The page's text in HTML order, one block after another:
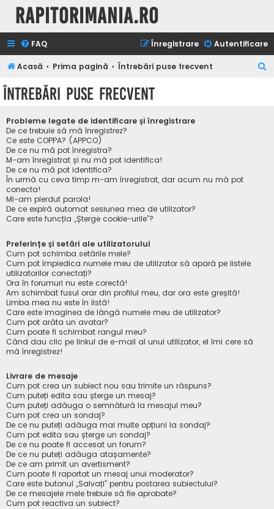
Rapitorimania.ro
FAQ Autentificare
Înregistrare
Acasă Prima pagină Întrebări puse frecvent
Întrebări puse frecvent
Probleme legate de identificare și înregistrare
De ce trebuie să mă înregistrez?
Ce este COPPA? (APPCO)
De ce nu mă pot înregistra?
M-am înregistrat și nu mă pot identifica!
De ce nu mă pot identifica?
În urmă cu ceva timp m-am înregistrat, dar acum nu mă pot
conecta!
Mi-am pierdut parola!
De ce expiră automat sesiunea mea de utilizator?
Care este funcția „Șterge cookie-urile”?
Preferințe și setări ale utilizatorului
Cum pot schimba setările mele?
Cum pot împiedica numele meu de utilizator să apară pe listele
utilizatorilor conectați?
Ora în forumuri nu este corectă!
Am schimbat fusul orar din profilul meu, dar ora este greșită!
Limba mea nu este în listă!
Care este imaginea de lângă numele meu de utilizator?
Cum pot arăta un avatar?
Cum poate fi schimbat rangul meu?
Când dau clic pe linkul de e-mail al unui utilizator, el îmi cere să
mă înregistrez!
Livrare de mesaje
Cum pot crea un subiect nou sau trimite un răspuns?
Cum puteți edita sau șterge un mesaj?
Cum puteți adăuga o semnătură la mesajul meu?
Cum pot crea un sondaj?
De ce nu puteți adăuga mai multe opțiuni la sondaj?
Cum pot edita sau șterge un sondaj?
De ce nu poate fi accesat un forum?
De ce nu puteți adăuga atașamente?
De ce am primit un avertisment?
Cum poate fi raportat un mesaj unui moderator?
Care este butonul „Salvați” pentru postarea subiectului?
De ce mesajele mele trebuie să fie aprobate?
Cum pot reactiva un subiect?